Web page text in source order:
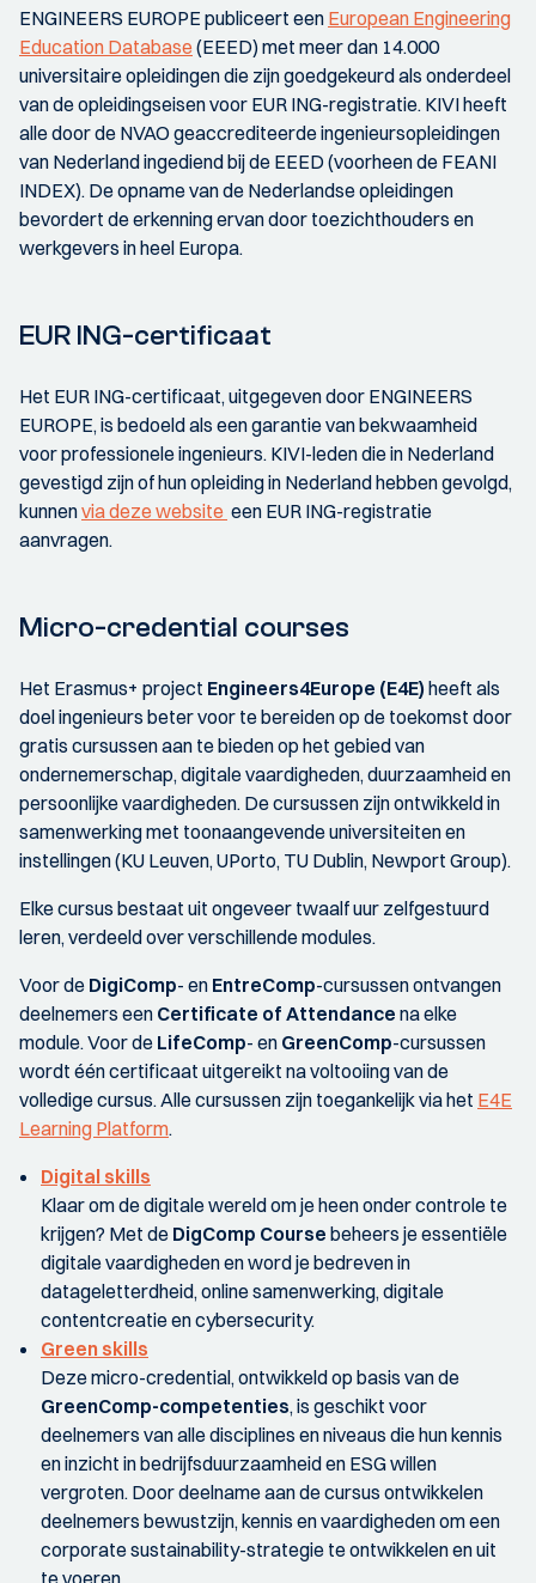
ENGINEERS EUROPE publiceert een European Engineering
Education Database(EEED) met meer dan 14.000
universitaire opleidingen die zijn goedgekeurd als onderdeel
van de opleidingseisen voor EUR ING-registratie. KIVI heeft
alle door de NVAO geaccrediteerde ingenieursopleidingen
van Nederland ingediend bij de EEED (voorheen de FEANI
INDEX). De opname van de Nederlandse opleidingen
bevordert de erkenning ervan door toezichthouders en
werkgevers in heel Europa.
EUR ING-certificaat
Het EUR ING-certificaat, uitgegeven door ENGINEERS
EUROPE, is bedoeld als een garantie van bekwaamheid
voor professionele ingenieurs. KIVI-leden die in Nederland
gevestigd zijn of hun opleiding in Nederland hebben gevolgd,
kunnenvia deze website een EUR ING-registratie
aanvragen.
Micro-credential courses
Het Erasmus+ project Engineers4Europe (E4E) heeft als
doel ingenieurs beter voor te bereiden op de toekomst door
gratis cursussen aan te bieden op het gebied van
ondernemerschap, digitale vaardigheden, duurzaamheid en
persoonlijke vaardigheden. De cursussen zijn ontwikkeld in
samenwerking met toonaangevende universiteiten en
instellingen (KU Leuven, UPorto, TU Dublin, Newport Group).
Elke cursus bestaat uit ongeveer twaalf uur zelfgestuurd
leren, verdeeld over verschillende modules.
Voor de DigiComp- en EntreComp-cursussen ontvangen
deelnemers een Certificate of Attendance na elke
module. Voor de LifeComp- en GreenComp-cursussen
wordt één certificaat uitgereikt na voltooiing van de
volledige cursus. Alle cursussen zijn toegankelijk via het E4E
Learning Platform.
Digital skills
Klaar om de digitale wereld om je heen onder controle te
krijgen? Met de DigComp Course beheers je essentiële
digitale vaardigheden en word je bedreven in
datageletterdheid, online samenwerking, digitale
contentcreatie en cybersecurity.
Green skills
Deze micro-credential, ontwikkeld op basis van de
GreenComp-competenties, is geschikt voor
deelnemers van alle disciplines en niveaus die hun kennis
en inzicht in bedrijfsduurzaamheid en ESG willen
vergroten. Door deelname aan de cursus ontwikkelen
deelnemers bewustzijn, kennis en vaardigheden om een
corporate sustainability-strategie te ontwikkelen en uit